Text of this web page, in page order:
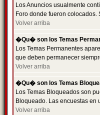
Los Anuncios usualmente
Foro donde fueron
Volver arriba
�Qu� son los Temas
Los Temas Permanentes
que deben permanecer
Volver arriba
�Qu� son los Temas
Los Temas Bloqueados son
Bloqueado. Las encuestas
Volver arriba